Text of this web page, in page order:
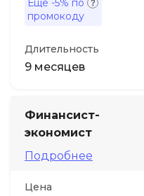
Ещё -5% по
промокоду
Длительность
9 месяцев
Финансист-
экономист
Подробнее
Цена